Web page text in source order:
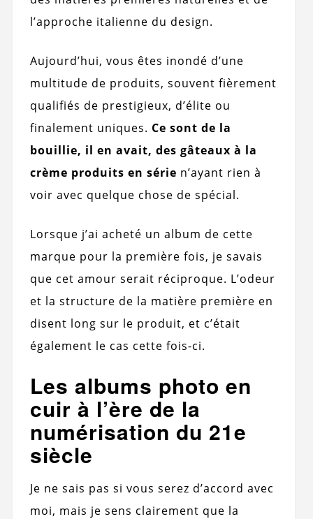
l’approche italienne du design.
Aujourd’hui, vous êtes inondé d’une
multitude de produits, souvent fièrement
qualifiés de prestigieux, d’élite ou
finalement uniques. Ce sont de la
bouillie, il en avait, des gâteaux à la
crème produits en série n’ayant rien à
voir avec quelque chose de spécial.
Lorsque j’ai acheté un album de cette
marque pour la première fois, je savais
que cet amour serait réciproque. L’odeur
et la structure de la matière première en
disent long sur le produit, et c’était
également le cas cette fois-ci.
Les albums photo en
cuir à l’ère de la
numérisation du 21e
siècle
Je ne sais pas si vous serez d’accord avec
moi, mais je sens clairement que la